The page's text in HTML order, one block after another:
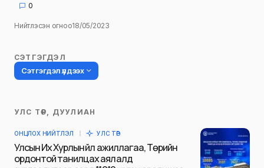
0
Нийтлэсэн огноо18/05/2023
СЭТГЭГДЭЛ
Сэтгэгдэл үлдээх
Таны имэйл хаягийг нийтлэхгүй.
тэмдэглэсэн
УЛС ТӨР, ДУУЛИАН
ОНЦЛОХ НИЙТЛЭЛ УЛС ТӨР
Улсын Их Хурлын үйл ажиллагаа, Төрийн
ордонтой танилцах аялалд